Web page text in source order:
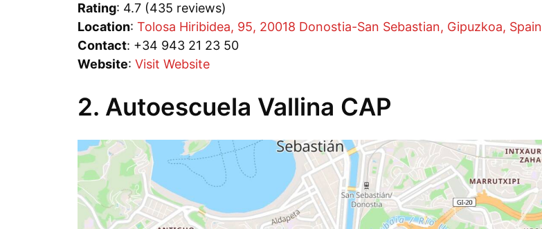
Rating: 4.7 (435 reviews)
Location: Tolosa Hiribidea, 95, 20018 Donostia-San Sebastian, Gipuzkoa, Spain
Contact: +34 943 21 23 50
Website: Visit Website
2. Autoescuela Vallina CAP